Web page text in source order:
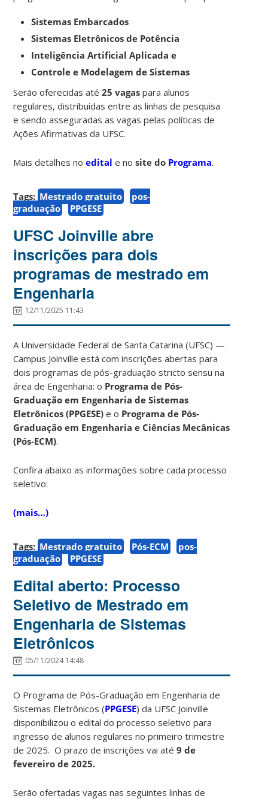
Sistemas Embarcados
Sistemas Eletrônicos de Potência
Inteligência Artificial Aplicada e
Controle e Modelagem de Sistemas
Serão oferecidas até25 vagas para alunos
regulares, distribuídas entre as linhas de pesquisa
e sendo asseguradas as vagas pelas políticas de
Ações Afirmativas da UFSC.
Mais detalhes noeditale nosite do Programa.
Tags: Mestrado gratuito
pos-
graduação
PPGESE
UFSC Joinville abre
inscrições para dois
programas de mestrado em
Engenharia
12/11/2025 11:43
A Universidade Federal de Santa Catarina (UFSC) —
Campus Joinville está com inscrições abertas para
dois programas de pós-graduação stricto sensu na
área de Engenharia: o Programa de Pós-
Graduação em Engenharia de Sistemas
Eletrônicos (PPGESE) e o Programa de Pós-
Graduação em Engenharia e Ciências Mecânicas
(Pós-ECM).
Confira abaixo as informações sobre cada processo
seletivo:
(mais…)
Tags: Mestrado gratuito Pós-ECM
pos-
graduação
PPGESE
Edital aberto: Processo
Seletivo de Mestrado em
Engenharia de Sistemas
Eletrônicos
05/11/2024 14:48
O Programa de Pós-Graduação em Engenharia de
Sistemas Eletrônicos (PPGESE) da UFSC Joinville
disponibilizou o edital do processo seletivo para
ingresso de alunos regulares no primeiro trimestre
de 2025. O prazo de inscrições vai até9 de
fevereiro de 2025.
Serão ofertadas vagas nas seguintes linhas de